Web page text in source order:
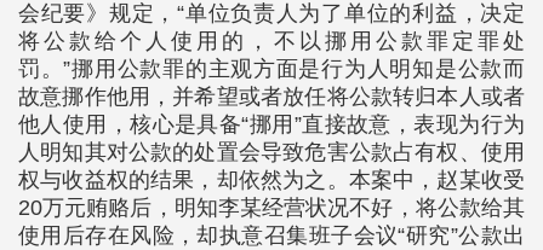
会纪要》规定，“单位负责人为了单位的利益，决定
将公款给个人使用的，不以挪用公款罪定罪处
罚。”挪用公款罪的主观方面是行为人明知是公款而
故意挪作他用，并希望或者放任将公款转归本人或者
他人使用，核心是具备“挪用”直接故意，表现为行为
人明知其对公款的处置会导致危害公款占有权、使用
权与收益权的结果，却依然为之。本案中，赵某收受
20万元贿赂后，明知李某经营状况不好，将公款给其
使用后存在风险，却执意召集班子会议“研究”公款出